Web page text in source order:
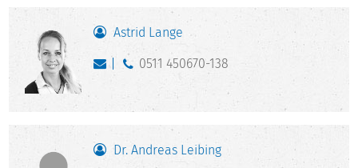
Astrid Lange
0511 450670-138
Dr. Andreas Leibing